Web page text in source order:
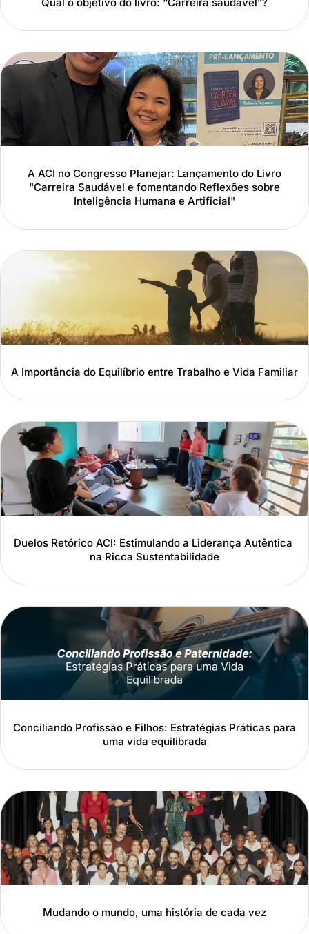
A ACI no Congresso Planejar: Lançamento do Livro
"Carreira Saudável e fomentando Reflexões sobre
Inteligência Humana e Artificial"
A Importância do Equilíbrio entre Trabalho e Vida Familiar
Duelos Retórico ACI: Estimulando a Liderança Autêntica
na Ricca Sustentabilidade
Conciliando Profissão e Filhos: Estratégias Práticas para
uma vida equilibrada
Mudando o mundo, uma história de cada vez